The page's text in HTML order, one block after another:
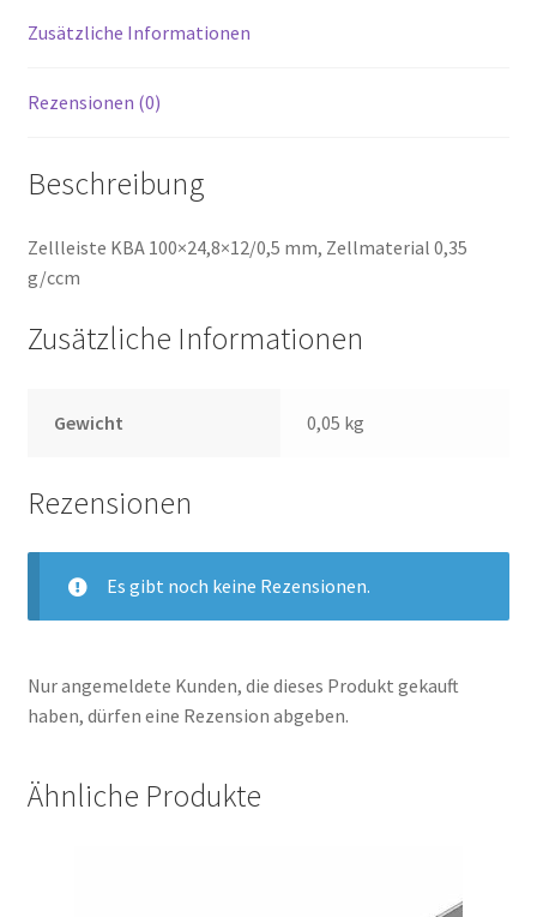
Zusätzliche Informationen
Rezensionen (0)
Beschreibung
Zellleiste KBA 100×24,8×12/0,5 mm, Zellmaterial 0,35
g/ccm
Zusätzliche Informationen
Gewicht 0,05 kg
Rezensionen
Es gibt noch keine Rezensionen.
Nur angemeldete Kunden, die dieses Produkt gekauft
haben, dürfen eine Rezension abgeben.
Ähnliche Produkte